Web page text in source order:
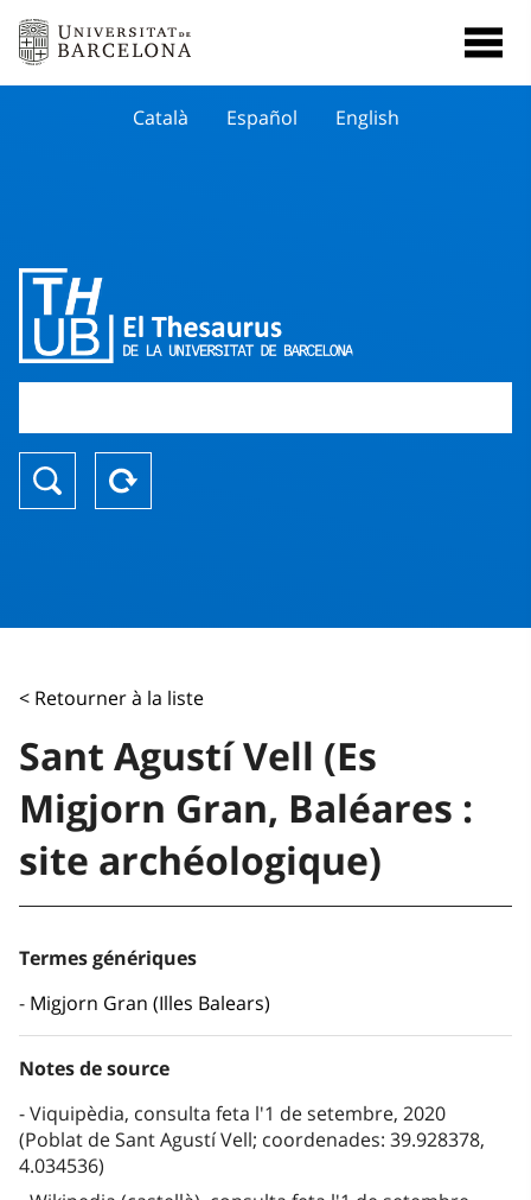
Català Español English
< Retourner à la liste
Sant Agustí Vell (Es
Migjorn Gran, Baléares :
site archéologique)
Termes génériques
Migjorn Gran (Illes Balears)
Notes de source
Viquipèdia, consulta feta l'1 de setembre, 2020
(Poblat de Sant Agustí Vell; coordenades: 39.928378,
4.034536)